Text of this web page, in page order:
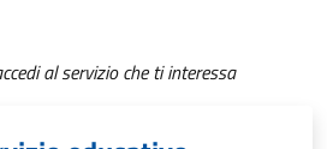
al servizio che ti interessa